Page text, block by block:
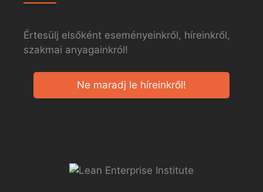
Értesülj elsőként eseményeinkről, híreinkről,
szakmai anyagainkról!
Ne maradj le híreinkről!